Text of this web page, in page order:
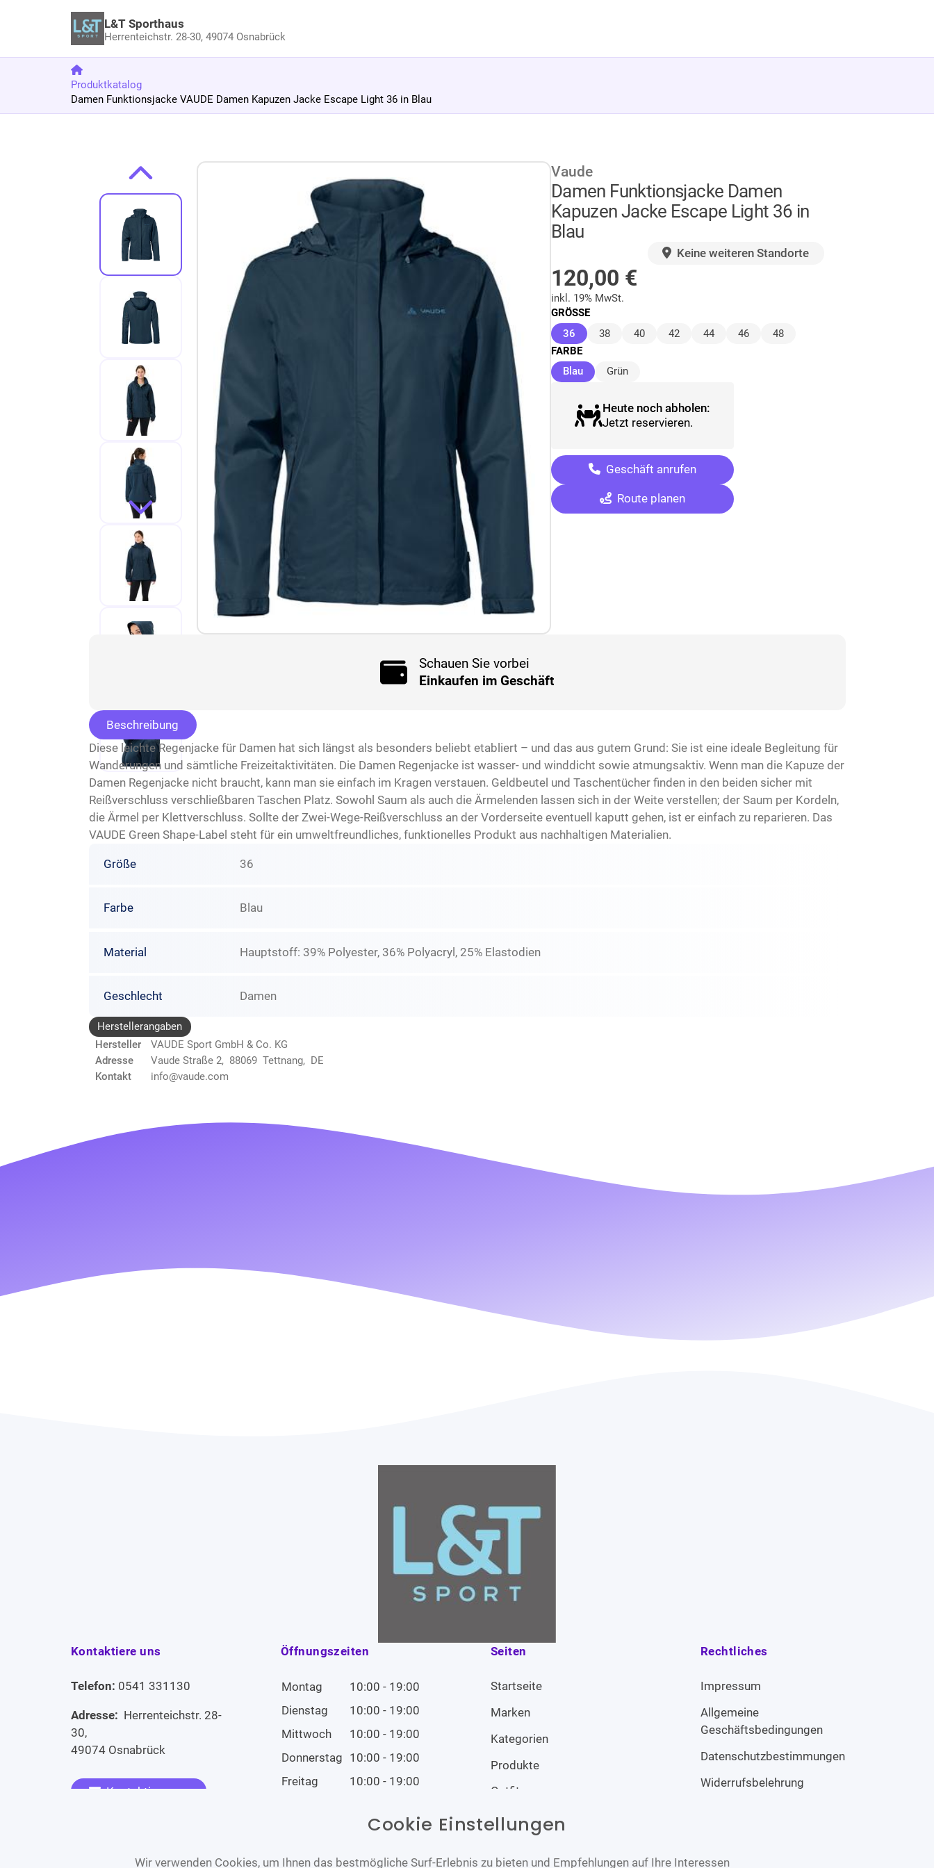
L&T Sporthaus
Herrenteichstr. 28-30,49074 Osnabrück
Produktkatalog
Damen Funktionsjacke VAUDE Damen Kapuzen Jacke Escape Light 36 in Blau
Zur Produktbeschreibung springen Vaude
Damen Funktionsjacke Damen
Kapuzen Jacke Escape Light 36 in
Blau
Keine weiteren Standorte
120,00 €
inkl. 19% MwSt.
GRÖSSE
36 (ausgewählt)
38 40 42 44 46
48
FARBE
Blau(ausgewählt)
Grün
Heute noch abholen:
Jetzt reservieren.
Geschäft anrufen
Route planen
Schauen Sie vorbei
Einkaufen im Geschäft
Beschreibung
Diese leichte Regenjacke für Damen hat sich längst als besonders beliebt etabliert – und das aus gutem Grund: Sie ist eine ideale Begleitung für
Wanderungen und sämtliche Freizeitaktivitäten. Die Damen Regenjacke ist wasser- und winddicht sowie atmungsaktiv. Wenn man die Kapuze der
Damen Regenjacke nicht braucht, kann man sie einfach im Kragen verstauen. Geldbeutel und Taschentücher finden in den beiden sicher mit
Reißverschluss verschließbaren Taschen Platz. Sowohl Saum als auch die Ärmelenden lassen sich in der Weite verstellen; der Saum per Kordeln,
die Ärmel per Klettverschluss. Sollte der Zwei-Wege-Reißverschluss an der Vorderseite eventuell kaputt gehen, ist er einfach zu reparieren. Das
VAUDE Green Shape-Label steht für ein umweltfreundliches, funktionelles Produkt aus nachhaltigen Materialien.
Größe 36
Farbe Blau
Material Hauptstoff: 39% Polyester, 36% Polyacryl, 25% Elastodien
Geschlecht Damen
Herstellerangaben
Hersteller
VAUDE Sport GmbH & Co. KG
Adresse
Vaude Straße 2, 88069 Tettnang, DE
Kontakt
info@vaude.com
Kontaktiere uns
Telefon: 0541 331130
Adresse: Herrenteichstr. 28-
30,
49074 Osnabrück
Kontaktiere uns
Öffnungszeiten
Montag
10:00 - 19:00
Dienstag
10:00 - 19:00
Mittwoch
10:00 - 19:00
Donnerstag 10:00 - 19:00
Freitag
10:00 - 19:00
Geschlossen
Seiten
Startseite
Marken
Kategorien
Produkte
Outfits
Rechtliches
Impressum
Allgemeine
Geschäftsbedingungen
Datenschutzbestimmungen
Widerrufsbelehrung
Cookie Einstellungen
Wir verwenden Cookies, um Ihnen das bestmögliche Surf-Erlebnis zu bieten und Empfehlungen auf Ihre Interessen